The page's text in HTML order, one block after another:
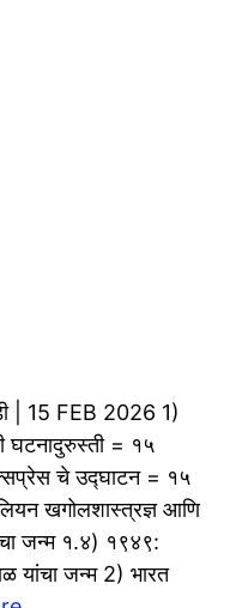
| 15 FEB 2026 1)
घटनादुरुस्ती = १५
चे उद्घाटन = १५
खगोलशास्त्रज्ञ आणि
जन्म १.४) १९४९:
यांचा जन्म 2) भारत